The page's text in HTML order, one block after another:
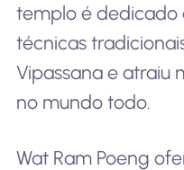
templo é dedicado
técnicas
Vipassana e atraiu
no mundo todo.
Wat Ram Poeng